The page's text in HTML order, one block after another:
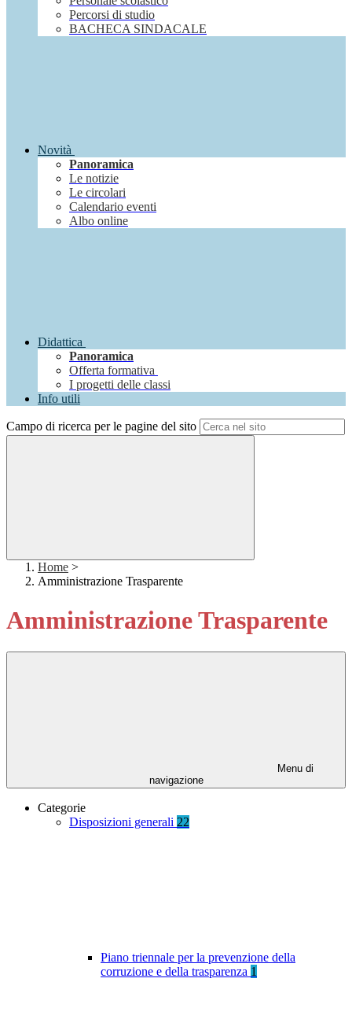
Percorsi di studio
BACHECA SINDACALE
Novità
Panoramica
Le notizie
Le circolari
Calendario eventi
Albo online
Didattica
Panoramica
Offerta formativa
I progetti delle classi
Info utili
Campo di ricerca per le pagine del sito
Home >
Amministrazione Trasparente
Amministrazione Trasparente
Menu di
navigazione
Categorie
Disposizioni generali 22
Piano triennale per la prevenzione della
corruzione e della trasparenza 1